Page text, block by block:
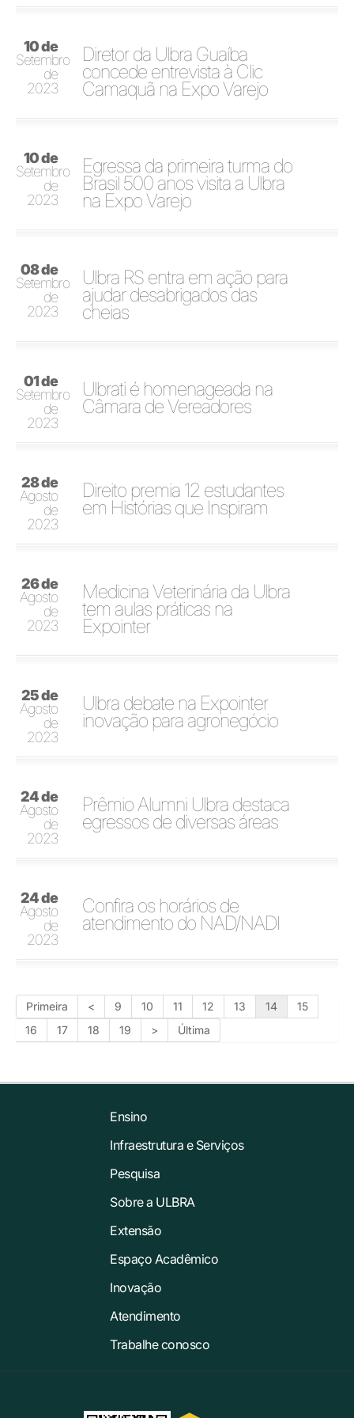
10 de
Setembro
de
2023
Diretor da Ulbra Guaíba
concede entrevista à Clic
Camaquã na Expo Varejo
10 de
Setembro
de
2023
Egressa da primeira turma do
Brasil 500 anos visita a Ulbra
na Expo Varejo
08 de
Setembro
de
2023
Ulbra RS entra em ação para
ajudar desabrigados das
cheias
01 de
Setembro
de
2023
Ulbrati é homenageada na
Câmara de Vereadores
28 de
Agosto
de
2023
Direito premia 12 estudantes
em Histórias que Inspiram
26 de
Agosto
de
2023
Medicina Veterinária da Ulbra
tem aulas práticas na
Expointer
25 de
Agosto
de
2023
Ulbra debate na Expointer
inovação para agronegócio
24 de
Agosto
de
2023
Prêmio Alumni Ulbra destaca
egressos de diversas áreas
24 de
Agosto
de
2023
Confira os horários de
atendimento do NAD/NADI
Primeira < 9 10 11 12 13 14
15
16
17 18 19 > Última
Ensino
Infraestrutura e Serviços
Pesquisa
Sobre a ULBRA
Extensão
Espaço Acadêmico
Inovação
Atendimento
Trabalhe conosco